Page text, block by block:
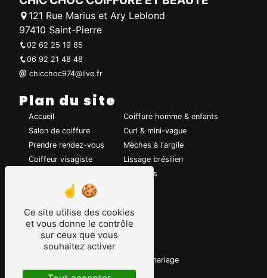
121 Rue Marius et Ary Leblond
97410 Saint-Pierre
02 62 25 19 85
06 92 21 48 48
chicchoc974@live.fr
Plan du site
Accueil
Salon de coiffure
Prendre rendez-vous
Coiffeur visagiste
Coupe de cheveux
Coiffure homme & enfants
Curl & mini-vague
Mèches à l'argile
Lissage brésilien
Chignons
Nos prestations
Coiffeur
Mèche à l'argile
Coiffure
Coiffure de mariage
Coloration
Ce site utilise des cookies
et vous donne le contrôle
sur ceux que vous
souhaitez activer